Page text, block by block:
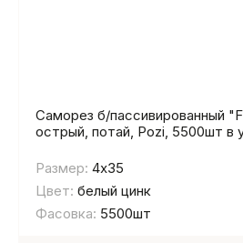
Саморез б/пассивированный
острый, потай, Pozi, 5500шт в
Размер: 4х35
Цвет: белый цинк
Фасовка: 5500шт